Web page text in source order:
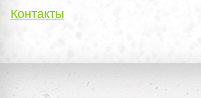
Контакты